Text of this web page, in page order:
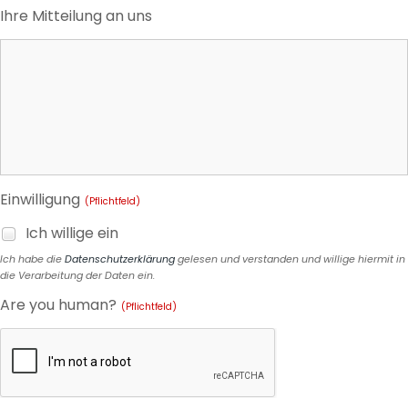
Ihre Mitteilung an uns
Einwilligung (Pflichtfeld)
Ich willige ein
Ich habe dieDatenschutzerklärunggelesen und verstanden und willige hiermit in
die Verarbeitung der Daten ein.
Are you human? (Pflichtfeld)